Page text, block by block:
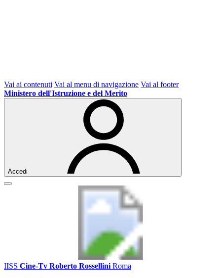
Vai ai contenuti Vai al menu di navigazione Vai al footer
Ministero dell'Istruzione e del Merito
Accedi
IISS Cine-Tv Roberto Rossellini Roma